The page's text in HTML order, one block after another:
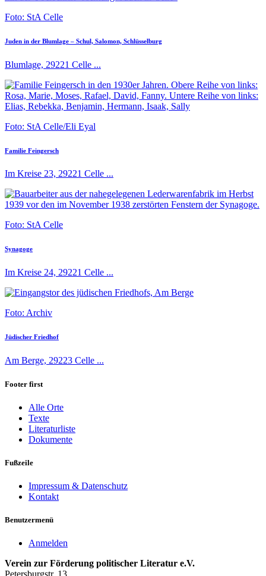
Foto: StA Celle
Juden in der Blumlage – Schul, Salomon, Schlüsselburg
Blumlage, 29221 Celle ...
Foto: StA Celle/Eli Eyal
Familie Feingersch
Im Kreise 23, 29221 Celle ...
Foto: StA Celle
Synagoge
Im Kreise 24, 29221 Celle ...
Foto: Archiv
Jüdischer Friedhof
Am Berge, 29223 Celle ...
Footer first
Alle Orte
Texte
Literaturliste
Dokumente
Fußzeile
Impressum & Datenschutz
Kontakt
Benutzermenü
Anmelden
Verein zur Förderung politischer Literatur e.V.